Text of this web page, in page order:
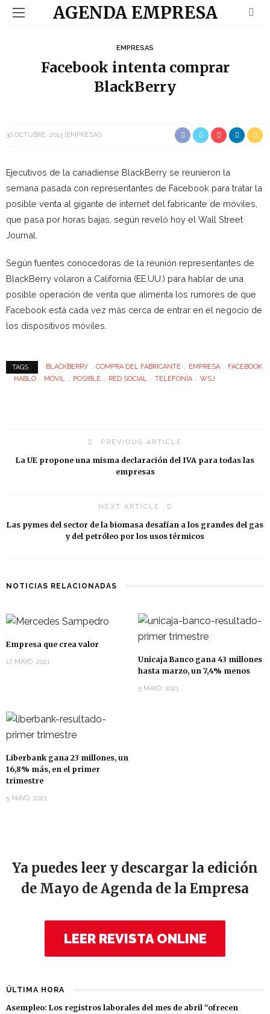
AGENDA EMPRESA
EMPRESAS
Facebook intenta comprar
BlackBerry
30 OCTUBRE, 2013 EMPRESAS
Ejecutivos de la canadiense BlackBerry se reunieron la
semana pasada con representantes de Facebook para tratar la
posible venta al gigante de internet del fabricante de móviles,
que pasa por horas bajas, según reveló hoy el Wall Street
Journal.
Según fuentes conocedoras de la reunión representantes de
BlackBerry volaron a California (EE.UU.) para hablar de una
posible operación de venta que alimenta los rumores de que
Facebook está cada vez más cerca de entrar en el negocio de
los dispositivos móviles.
TAGS : BLACKBERRY COMPRA DEL FABRICANTE EMPRESA
FACEBOOK
HABLÓ
MÓVIL POSIBLE RED SOCIAL TELEFONÍA WSJ
PREVIOUS ARTICLE
La UE propone una misma declaración del IVA para todas las
empresas
NEXT ARTICLE
Las pymes del sector de la biomasa desafían a los grandes del gas
y del petróleo por los usos térmicos
NOTICIAS RELACIONADAS
Empresa que crea valor
12 MAYO, 2021
Unicaja Banco gana 43 millones
hasta marzo, un 7,4% menos
5 MAYO, 2021
Liberbank gana 23 millones, un
16,8% más, en el primer
trimestre
5 MAYO, 2021
Ya puedes leer y descargar la edición
de Mayo de Agenda de la Empresa
LEER REVISTA ONLINE
ÚLTIMA HORA
Asempleo: Los registros laborales del mes de abril “ofrecen